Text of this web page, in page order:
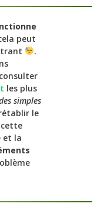
peut
.
les plus
simples
le
et la